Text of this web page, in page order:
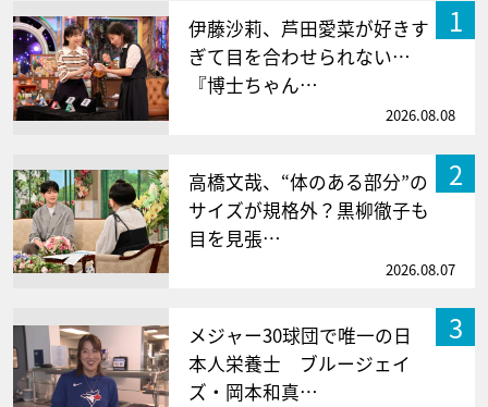
1
伊藤沙莉、芦田愛菜が好きす
ぎて目を合わせられない…
『博士ちゃん…
2026.08.08
2
高橋文哉、“体のある部分”の
サイズが規格外？黒柳徹子も
目を見張…
2026.08.07
3
メジャー30球団で唯一の日
本人栄養士 ブルージェイ
ズ・岡本和真…